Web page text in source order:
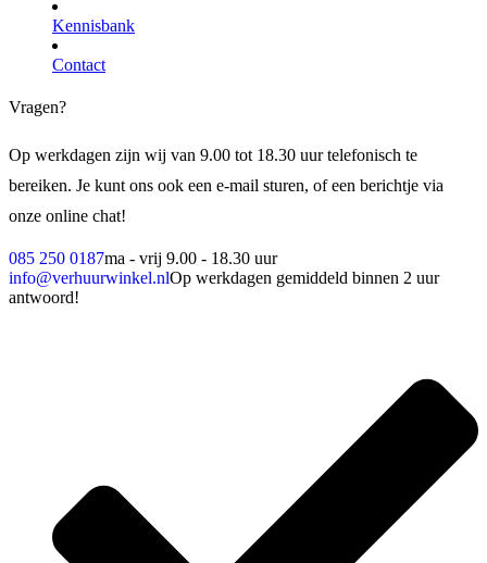
Kennisbank
Contact
Vragen?
Op werkdagen zijn wij van 9.00 tot 18.30 uur telefonisch te
bereiken. Je kunt ons ook een e-mail sturen, of een berichtje via
onze online chat!
085 250 0187ma - vrij 9.00 - 18.30 uur
info@verhuurwinkel.nlOp werkdagen gemiddeld binnen 2 uur
antwoord!